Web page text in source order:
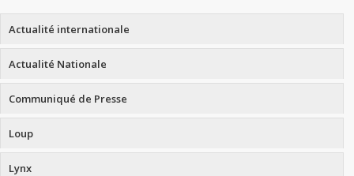
Actualité internationale
Actualité Nationale
Communiqué de Presse
Loup
Lynx